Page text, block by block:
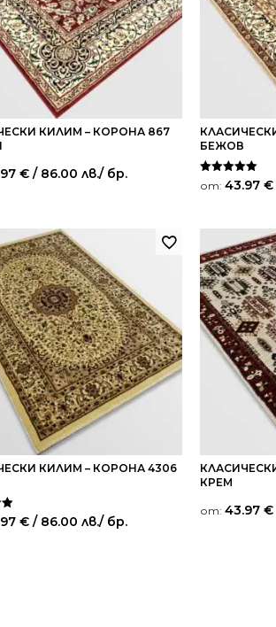
КИЛИМ – КОРОНА 867
€ / 86.00 лв./ бр.
БЕЖОВ
Оценено на
5.00
от: 43.97 €
КИЛИМ – КОРОНА 4306
€ / 86.00 лв./ бр.
КРЕМ
от: 43.97 €